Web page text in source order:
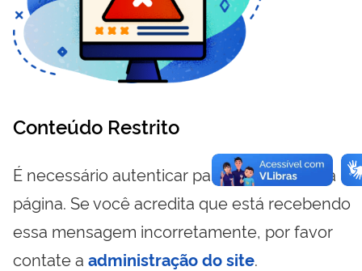
Conteúdo Restrito
É necessário autenticar para visualizar essa
página. Se você acredita que está recebendo
essa mensagem incorretamente, por favor
contate a administração do site.